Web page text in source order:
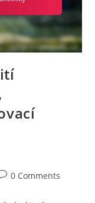
0 Comments